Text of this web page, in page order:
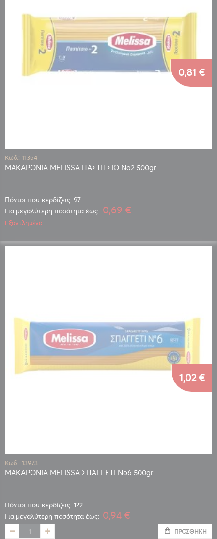
Κωδ.: 11364
ΜΑΚΑΡΟΝΙΑ MELISSA ΠΑΣΤΙΤΣΙΟ Νο2 500gr
Πόντοι που κερδίζεις: 97
0,81 €
Για μεγαλύτερη ποσότητα έως: 0,69 €
Εξαντλημένο
Κωδ.: 13973
ΜΑΚΑΡΟΝΙΑ MELISSA ΣΠΑΓΓΕΤΙ No6 500gr
Πόντοι που κερδίζεις: 122
1,02 €
Για μεγαλύτερη ποσότητα έως: 0,94 €
ΠΡΟΣΘΉΚΗ